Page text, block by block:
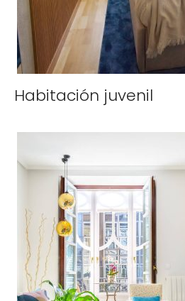
Habitación juvenil